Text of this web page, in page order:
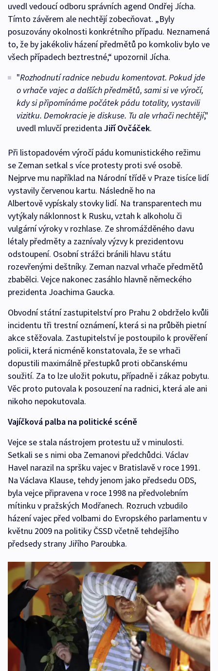
uvedl vedoucí odboru správních agend Ondřej Jícha.
Tímto závěrem ale nechtějí zobecňovat. „Byly
posuzovány okolnosti konkrétního případu. Neznamená
to, že by jakékoliv házení předmětů po komkoliv bylo ve
všech případech beztrestné,“ upozornil Jícha.
"Rozhodnutí radnice nebudu komentovat. Pokud jde
o vrhače vajec a dalších předmětů, sami si ve výročí,
kdy si připomínáme počátek pádu totality, vystavili
vizitku. Demokracie je diskuse. Tu ale vrhači nechtějí,"
uvedl mluvčí prezidenta Jiří Ovčáček.
Při listopadovém výročí pádu komunistického režimu
se Zeman setkal s více protesty proti své osobě.
Nejprve mu například na Národní třídě v Praze tisíce lidí
vystavily červenou kartu. Následně ho na
Albertově vypískaly stovky lidí. Na transparentech mu
vytýkaly náklonnost k Rusku, vztah k alkoholu či
vulgární výroky v rozhlase. Ze shromážděného davu
létaly předměty a zaznívaly výzvy k prezidentovu
odstoupení. Osobní strážci bránili hlavu státu
rozevřenými deštníky. Zeman nazval vrhače předmětů
zbabělci. Vejce nakonec zasáhlo hlavně německého
prezidenta Joachima Gaucka.
Obvodní státní zastupitelství pro Prahu 2 obdrželo kvůli
incidentu tři trestní oznámení, která si na průběh pietní
akce stěžovala. Zastupitelství je postoupilo k prověření
policii, která nicméně konstatovala, že se vrhači
dopustili maximálně přestupků proti občanskému
soužití. Za to lze uložit pokutu, případně i zákaz pobytu.
Věc proto putovala k posouzení na radnici, která ale ani
nikoho nepokutovala.
Vajíčková palba na politické scéně
Vejce se stala nástrojem protestu už v minulosti.
Setkali se s nimi oba Zemanovi předchůdci. Václav
Havel narazil na spršku vajec v Bratislavě v roce 1991.
Na Václava Klause, tehdy jenom jako předsedu ODS,
byla vejce připravena v roce 1998 na předvolebním
mítinku v pražských Modřanech. Rozruch vzbudilo
házení vajec před volbami do Evropského parlamentu v
květnu 2009 na politiky ČSSD včetně tehdejšího
předsedy strany Jiřího Paroubka.